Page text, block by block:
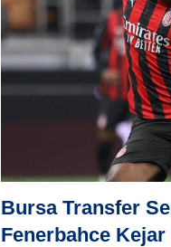
Bursa Transfer
Fenerbahce